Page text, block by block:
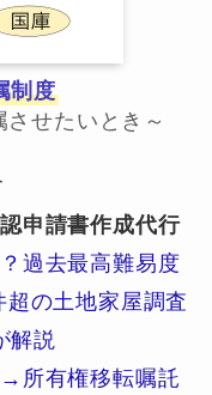
制度
せたいとき～
申請書作成代行
過去最高難易度
の土地家屋調査
解説
有権移転嘱託